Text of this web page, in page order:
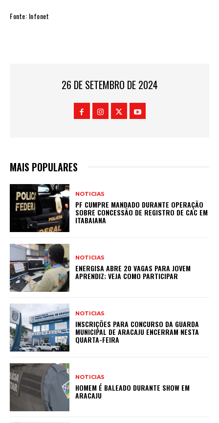
Fonte: Infonet
26 DE SETEMBRO DE 2024
MAIS POPULARES
NOTICIAS
PF CUMPRE MANDADO DURANTE OPERAÇÃO
SOBRE CONCESSÃO DE REGISTRO DE CAC EM
ITABAIANA
NOTICIAS
ENERGISA ABRE 20 VAGAS PARA JOVEM
APRENDIZ; VEJA COMO PARTICIPAR
NOTICIAS
INSCRIÇÕES PARA CONCURSO DA GUARDA
MUNICIPAL DE ARACAJU ENCERRAM NESTA
QUARTA-FEIRA
NOTICIAS
HOMEM É BALEADO DURANTE SHOW EM
ARACAJU